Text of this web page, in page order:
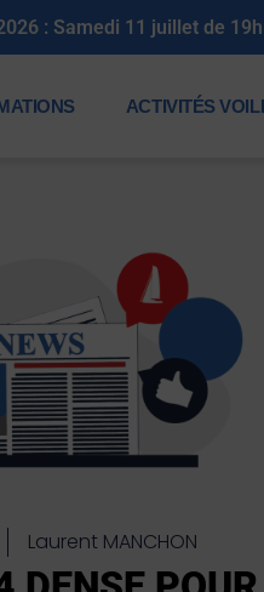
2026 : Samedi 11 juillet de
ACTIVITÉS
Laurent MANCHON